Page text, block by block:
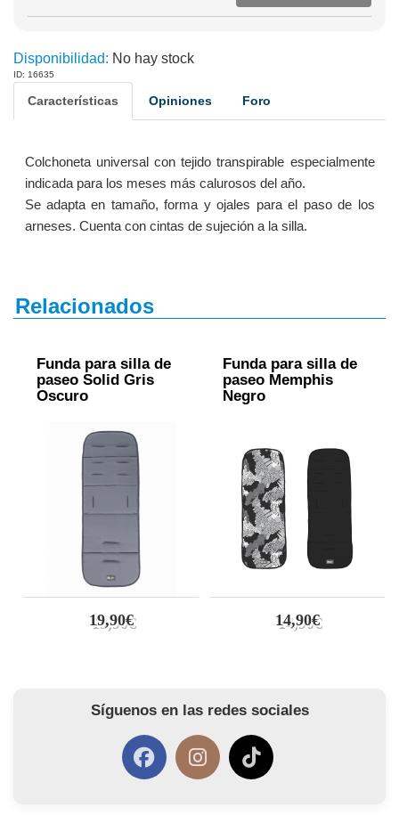
Disponibilidad: No hay stock
ID: 16635
Características Opiniones Foro
Colchoneta universal con tejido transpirable especialmente
indicada para los meses más calurosos del año.
Se adapta en tamaño, forma y ojales para el paso de los
arneses. Cuenta con cintas de sujeción a la silla.
Relacionados
Funda para silla de
paseo Solid Gris
Oscuro
19,90€
Funda para silla de
paseo Memphis
Negro
14,90€
Síguenos en las redes sociales